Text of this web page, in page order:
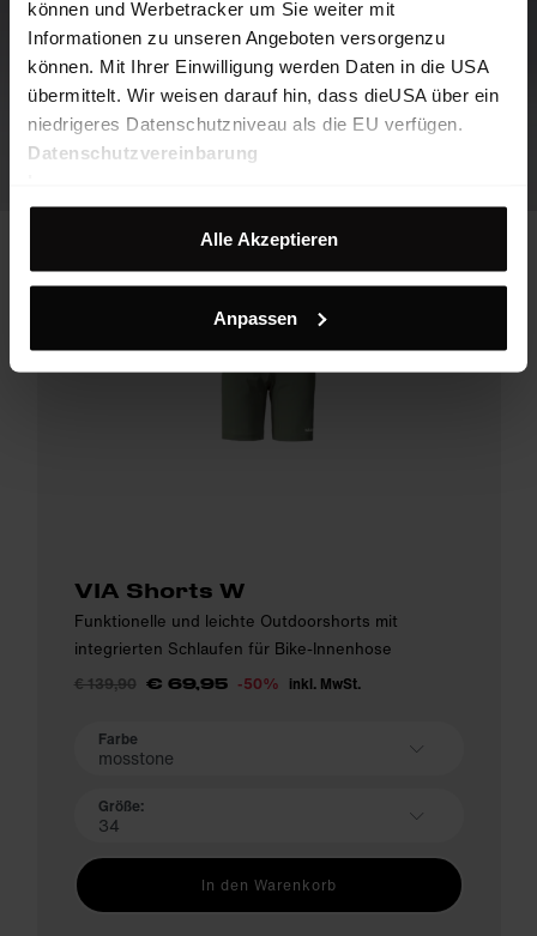
können und Werbetracker um Sie weiter mit
Informationen zu unseren Angeboten versorgenzu
können. Mit Ihrer Einwilligung werden Daten in die USA
übermittelt. Wir weisen darauf hin, dass dieUSA über ein
niedrigeres Datenschutzniveau als die EU verfügen.
Datenschutzvereinbarung
Alle Akzeptieren
Anpassen
VIA Shorts W
Funktionelle und leichte Outdoorshorts mit
integrierten Schlaufen für Bike-Innenhose
€ 139,90 € 69,95 -50% inkl. MwSt.
Farbe
mosstone
Größe:
34
In den Warenkorb